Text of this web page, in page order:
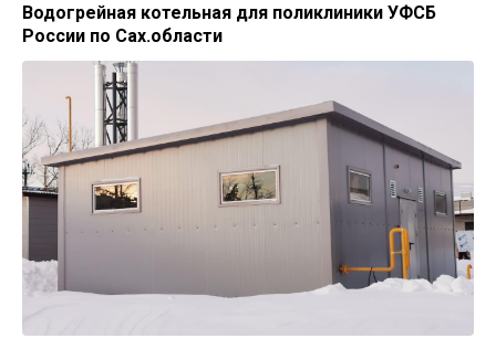
Водогрейная котельная для поликлиники УФСБ
России по Сах.области